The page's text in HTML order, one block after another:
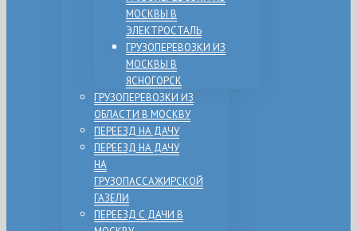
МОСКВЫ В
ЭЛЕКТРОСТАЛЬ
ГРУЗОПЕРЕВОЗКИ ИЗ
МОСКВЫ В
ЯСНОГОРСК
ГРУЗОПЕРЕВОЗКИ ИЗ
ОБЛАСТИ В МОСКВУ
ПЕРЕЕЗД НА ДАЧУ
ПЕРЕЕЗД НА ДАЧУ
НА
ГРУЗОПАССАЖИРСКОЙ
ГАЗЕЛИ
ПЕРЕЕЗД С ДАЧИ В